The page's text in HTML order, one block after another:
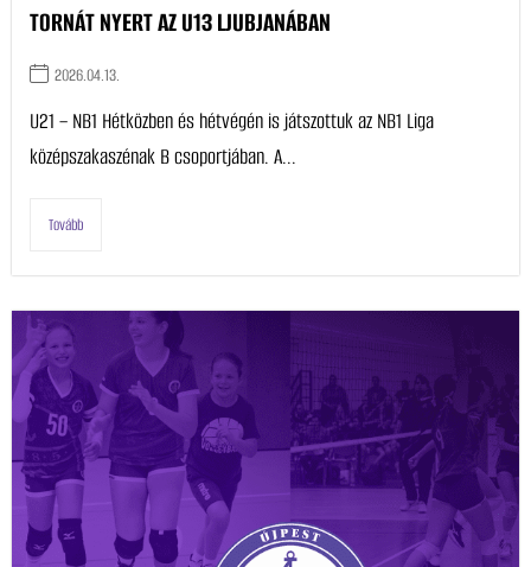
TORNÁT NYERT AZ U13 LJUBJANÁBAN
2026.04.13.
U21 – NB1 Hétközben és hétvégén is játszottuk az NB1 Liga
középszakaszénak B csoportjában. A...
Tovább